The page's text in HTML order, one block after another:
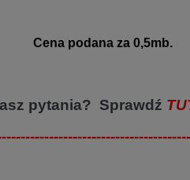
Cena podana za 0,5mb.
pytania? Sprawdź